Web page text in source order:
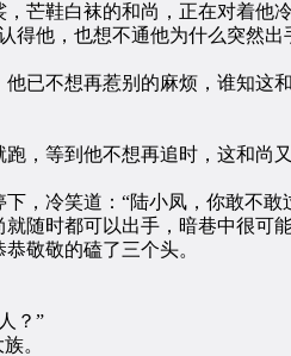
鞋白袜的和尚，正在对着他冷
他，也想不通他为什么突然出
不想再惹别的麻烦，谁知这
等到他不想再追时，这和尚又
，冷笑道：“陆小凤，你敢不敢
时都可以出手，暗巷中很可
敬敬的磕了三个头。
？”
。